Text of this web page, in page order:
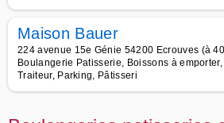
Maison Bauer
224 avenue 15e Génie 54200 Ecrouves (à
Boulangerie Patisserie, Boissons à
Traiteur, Parking, Pâtisseri